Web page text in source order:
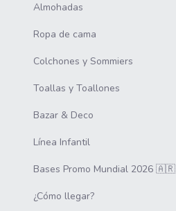
Almohadas
Ropa de cama
Colchones y Sommiers
Toallas y Toallones
Bazar & Deco
Línea Infantil
Bases Promo Mundial 2026 🇦🇷
¿Cómo llegar?